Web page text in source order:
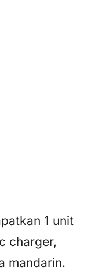
1 unit
charger,
mandarin.